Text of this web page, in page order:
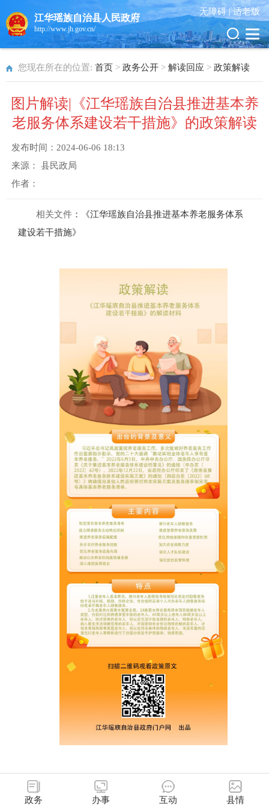
江华瑶族自治县人民政府
http://www.jh.gov.cn/
无障碍 |适老版
您现在所在的位置: 首页 > 政务公开 > 解读回应 > 政策解读
图片解读|《江华瑶族自治县推进基本养
老服务体系建设若干措施》的政策解读
发布时间： 2024-06-06 18:13
来源： 县民政局
作者：
相关文件 ：《江华瑶族自治县推进基本养老服务体系
建设若干措施》
政务 办事 互动 县情